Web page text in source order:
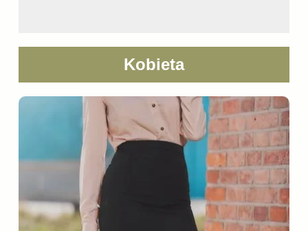
Kobieta